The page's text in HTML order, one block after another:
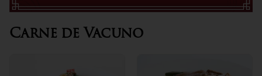
Carne de Vacuno